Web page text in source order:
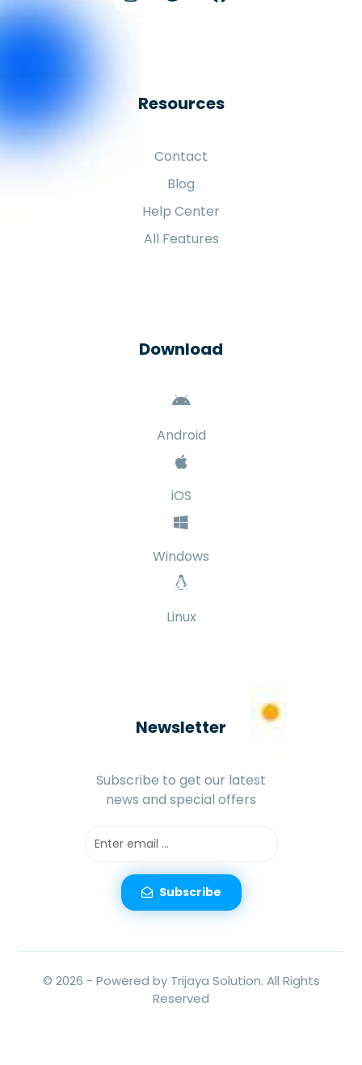
Resources
Contact
Blog
Help Center
All Features
Download
Android
iOS
Windows
Linux
Newsletter
Subscribe to get our latest
news and special offers
Subscribe
© 2026 - Powered by Trijaya Solution. All Rights
Reserved